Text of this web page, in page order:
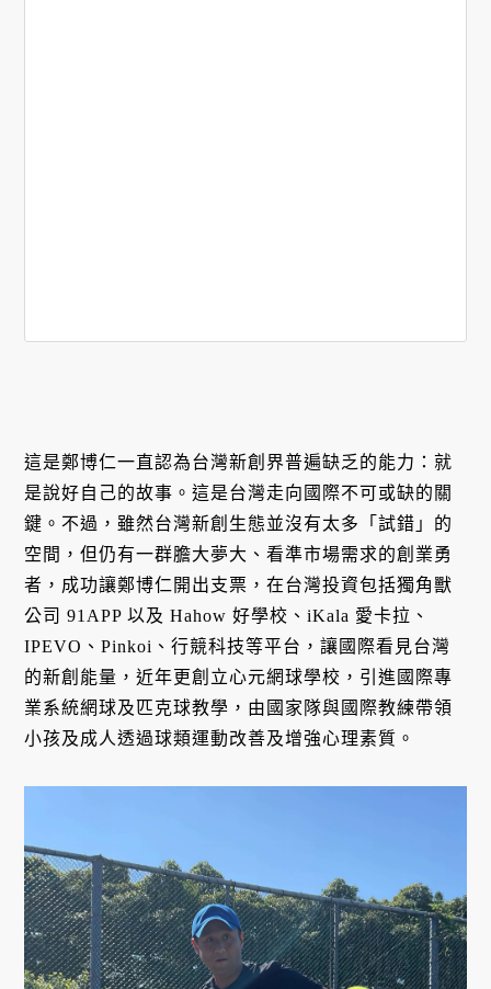
這是鄭博仁一直認為台灣新創界普遍缺乏的能力：就
是說好自己的故事。這是台灣走向國際不可或缺的關
鍵。不過，雖然台灣新創生態並沒有太多「試錯」的
空間，但仍有一群膽大夢大、看準市場需求的創業勇
者，成功讓鄭博仁開出支票，在台灣投資包括獨角獸
公司 91APP 以及 Hahow 好學校、iKala 愛卡拉、
IPEVO、Pinkoi、行競科技等平台，讓國際看見台灣
的新創能量，近年更創立心元網球學校，引進國際專
業系統網球及匹克球教學，由國家隊與國際教練帶領
小孩及成人透過球類運動改善及增強心理素質。